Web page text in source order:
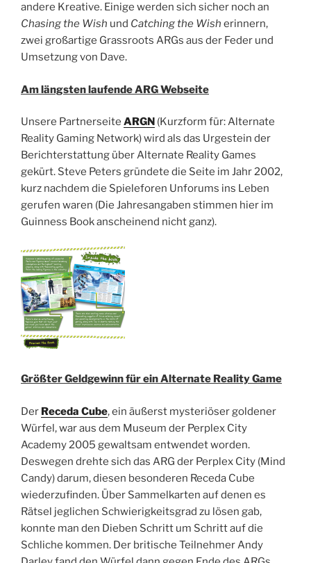
andere Kreative. Einige werden sich sicher noch an
Chasing the Wish und Catching the Wish erinnern,
zwei großartige Grassroots ARGs aus der Feder und
Umsetzung von Dave.
Am längsten laufende ARG Webseite
Unsere Partnerseite ARGN (Kurzform für: Alternate
Reality Gaming Network) wird als das Urgestein der
Berichterstattung über Alternate Reality Games
gekürt. Steve Peters gründete die Seite im Jahr 2002,
kurz nachdem die Spieleforen Unforums ins Leben
gerufen waren (Die Jahresangaben stimmen hier im
Guinness Book anscheinend nicht ganz).
Größter Geldgewinn für ein Alternate Reality Game
Der Receda Cube, ein äußerst mysteriöser goldener
Würfel, war aus dem Museum der Perplex City
Academy 2005 gewaltsam entwendet worden.
Deswegen drehte sich das ARG der Perplex City (Mind
Candy) darum, diesen besonderen Receda Cube
wiederzufinden. Über Sammelkarten auf denen es
Rätsel jeglichen Schwierigkeitsgrad zu lösen gab,
konnte man den Dieben Schritt um Schritt auf die
Schliche kommen. Der britische Teilnehmer Andy